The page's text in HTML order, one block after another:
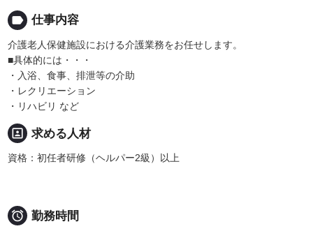
label 仕事内容
介護老人保健施設における介護業務をお任せします。
■具体的には・・・
・入浴、食事、排泄等の介助
・レクリエーション
・リハビリ など
portrait 求める人材
資格：初任者研修（ヘルパー2級）以上
 勤務時間